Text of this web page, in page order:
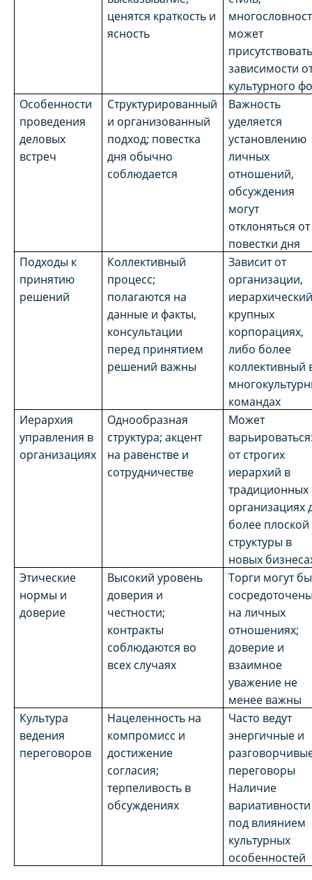
ценятся краткость и
ясность
может
зависимости
культурного
Особенности
проведения
деловых
встреч
Структурированный
и организованный
подход; повестка
дня обычно
соблюдается
Важность
уделяется
установлению
личных
отношений,
обсуждения
могут
отклоняться от
повестки дня
Подходы к
принятию
решений
Коллективный
процесс;
полагаются на
данные и факты,
консультации
перед принятием
решений важны
Зависит от
организации,
крупных
корпорациях,
либо более
коллективный
командах
Иерархия
управления в
организациях
Однообразная
структура; акцент
на равенстве и
сотрудничестве
Может
от строгих
иерархий в
традиционных
организациях
более плоской
структуры в
новых
Этические
нормы и
доверие
Высокий уровень
доверия и
честности;
контракты
соблюдаются во
всех случаях
Торги могут
на личных
отношениях;
доверие и
взаимное
уважение не
менее важны
Культура
ведения
переговоров
Нацеленность на
компромисс и
достижение
согласия;
терпеливость в
обсуждениях
Часто ведут
энергичные и
переговоры
Наличие
вариативности
под влиянием
культурных
особенностей